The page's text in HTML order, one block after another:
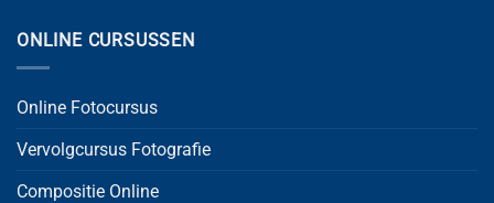
ONLINE CURSUSSEN
Online Fotocursus
Vervolgcursus Fotografie
Compositie Online